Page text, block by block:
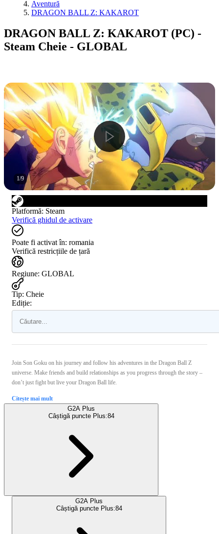
Aventură
DRAGON BALL Z: KAKAROT
DRAGON BALL Z: KAKAROT (PC) -
Steam Cheie - GLOBAL
1/9
Platformă: Steam
Verifică ghidul de activare
Poate fi activat în: romania
Verifică restricțiile de țară
Regiune: GLOBAL
Tip: Cheie
Ediție:
Join Son Goku on his journey and follow his adventures in the Dragon Ball Z
universe. Make friends and build relationships as you progress through the story –
don’t just fight but live your Dragon Ball life.
Citește mai mult
G2A Plus
Câștigă puncte Plus:84
G2A Plus
Câștigă puncte Plus:84